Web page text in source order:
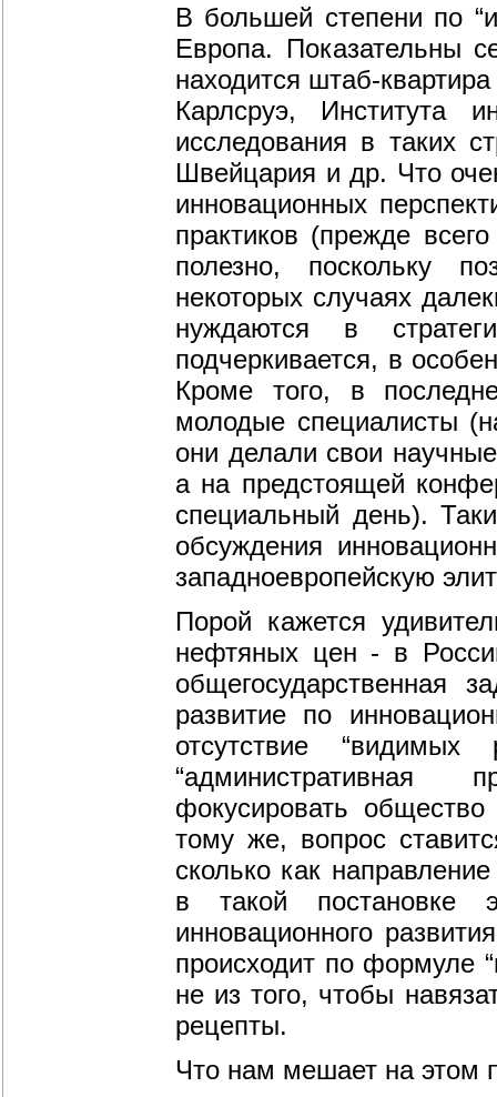
В большей степени по
Европа. Показательны
находится штаб-
Карлсруэ, Института
исследования в таких
Швейцария и др. Что
инновационных
практиков (прежде
полезно, поскольку
некоторых случаях
нуждаются в
подчеркивается, в
Кроме того, в
молодые специалисты
они делали свои
а на предстоящей
специальный день).
обсуждения
западноевропейскую
Порой кажется
нефтяных цен - в
общегосударственная
развитие по
отсутствие “видимых
“административная
фокусировать
тому же, вопрос
сколько как
в такой постановке
инновационного
происходит по формуле
не из того, чтобы
рецепты.
Что нам мешает на этом